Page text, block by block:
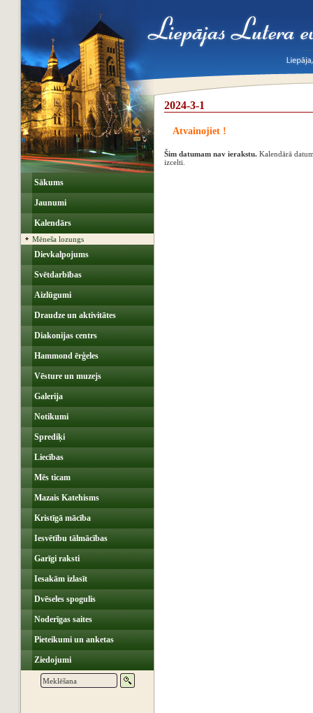
Sākums
Jaunumi
Kalendārs
Mēneša lozungs
Dievkalpojums
Svētdarbības
Aizlūgumi
Draudze un aktivitātes
Diakonijas centrs
Hammond ērģeles
Vēsture un muzejs
Galerija
Notikumi
Sprediķi
Liecības
Mēs ticam
Mazais Katehisms
Kristīgā mācība
Iesvētību tālmācības
Garīgi raksti
Iesakām izlasīt
Dvēseles spogulis
Noderīgas saites
Pieteikumi un anketas
Ziedojumi
2024-3-1
Atvainojiet !
Šim datumam nav ierakstu.Kalendārā
izcelti.